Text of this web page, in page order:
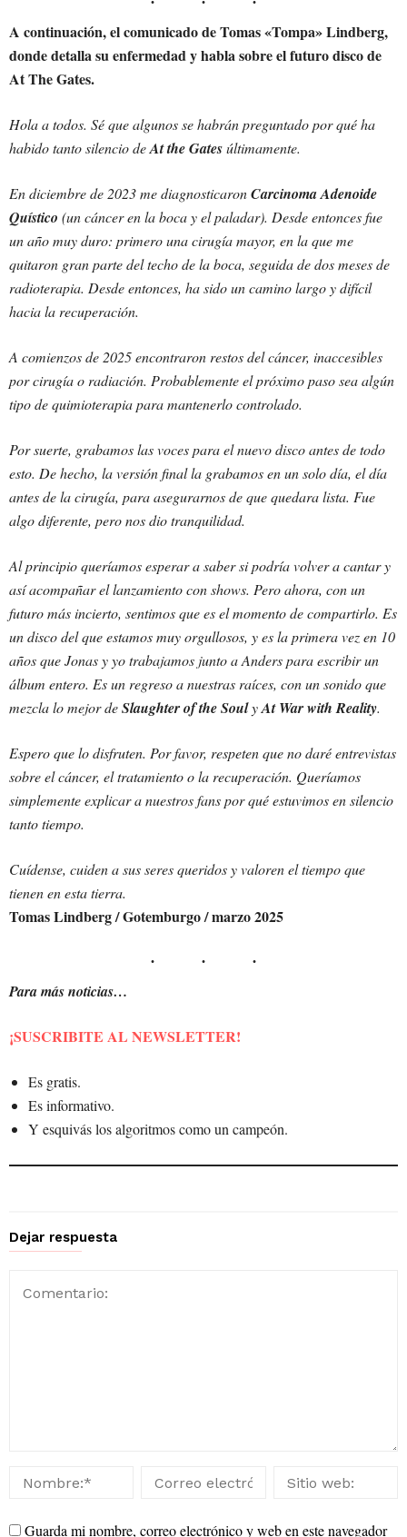
A continuación, el comunicado de Tomas «Tompa» Lindberg,
donde detalla su enfermedad y habla sobre el futuro disco de
At The Gates.
Hola a todos. Sé que algunos se habrán preguntado por qué ha
habido tanto silencio deAt the Gatesúltimamente.
En diciembre de 2023 me diagnosticaronCarcinoma Adenoide
Quístico (un cáncer en la boca y el paladar). Desde entonces fue
un año muy duro: primero una cirugía mayor, en la que me
quitaron gran parte del techo de la boca, seguida de dos meses de
radioterapia. Desde entonces, ha sido un camino largo y difícil
hacia la recuperación.
A comienzos de 2025 encontraron restos del cáncer, inaccesibles
por cirugía o radiación. Probablemente el próximo paso sea algún
tipo de quimioterapia para mantenerlo controlado.
Por suerte, grabamos las voces para el nuevo disco antes de todo
esto. De hecho, la versión final la grabamos en un solo día, el día
antes de la cirugía, para asegurarnos de que quedara lista. Fue
algo diferente, pero nos dio tranquilidad.
Al principio queríamos esperar a saber si podría volver a cantar y
así acompañar el lanzamiento con shows. Pero ahora, con un
futuro más incierto, sentimos que es el momento de compartirlo. Es
un disco del que estamos muy orgullosos, y es la primera vez en 10
años que Jonas y yo trabajamos junto a Anders para escribir un
álbum entero. Es un regreso a nuestras raíces, con un sonido que
mezcla lo mejor deSlaughter of the SoulyAt War with Reality.
Espero que lo disfruten. Por favor, respeten que no daré entrevistas
sobre el cáncer, el tratamiento o la recuperación. Queríamos
simplemente explicar a nuestros fans por qué estuvimos en silencio
tanto tiempo.
Cuídense, cuiden a sus seres queridos y valoren el tiempo que
tienen en esta tierra.
Tomas Lindberg / Gotemburgo / marzo 2025
Para más noticias…
¡SUSCRIBITE AL NEWSLETTER!
Es gratis.
Es informativo.
Y esquivás los algoritmos como un campeón.
Dejar respuesta
Guarda mi nombre, correo electrónico y web en este navegador